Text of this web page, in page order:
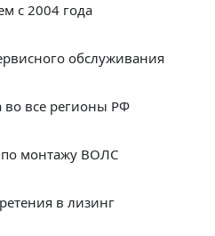
с 2004 года
обслуживания
во все регионы РФ
по монтажу ВОЛС
в лизинг